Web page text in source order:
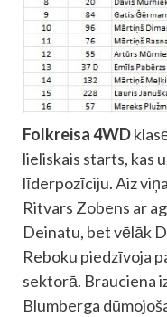
Folkreisa 4WD
lieliskais starts, kas
līderpozīciju. Aiz
Ritvars Zobens ar
Deinatu, bet vēlāk
Reboku piedzīvoja
sektorā. Brauciena
Blumberga